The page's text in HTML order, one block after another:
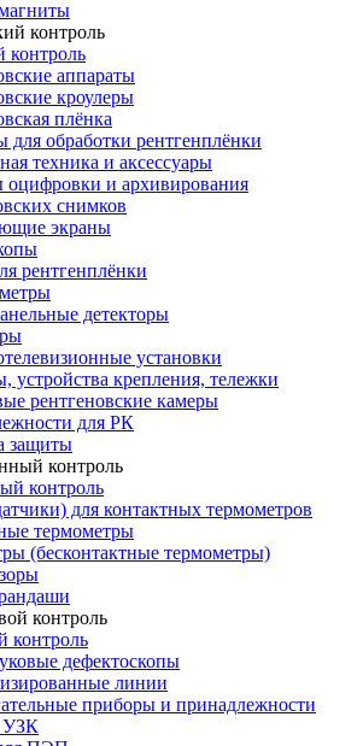
контроль
аппараты
кроулеры
плёнка
для обработки рентгенплёнки
техника и аксессуары
оцифровки и архивирования
снимков
экраны
рентгенплёнки
детекторы
установки
устройства крепления, тележки
рентгеновские камеры
для РК
защиты
контроль
для контактных термометров
термометры
(бесконтактные термометры)
контроль
дефектоскопы
линии
приборы и принадлежности
УЗК